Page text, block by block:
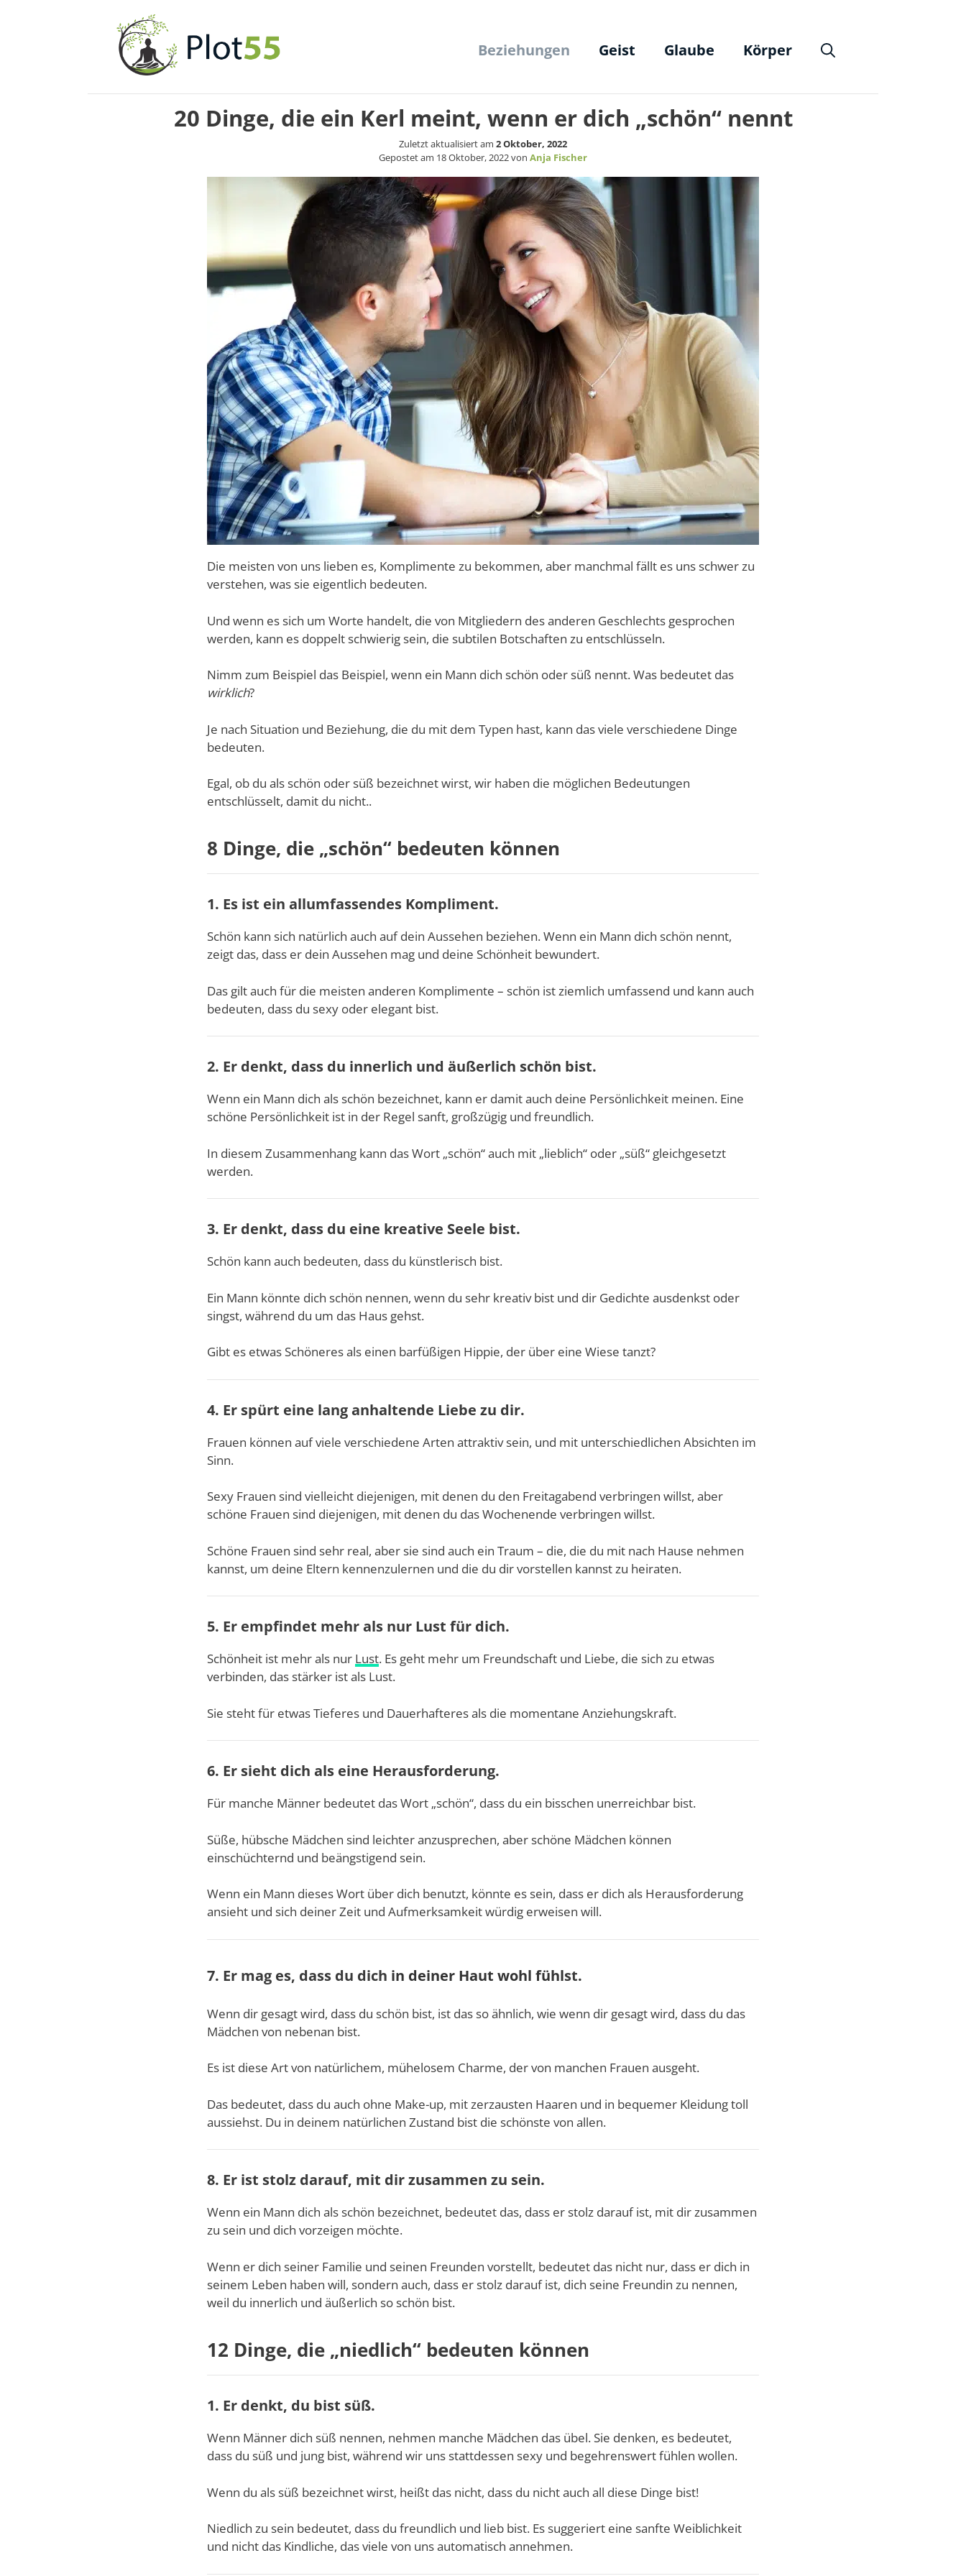
Beziehungen Geist Glaube Körper
20 Dinge, die ein Kerl meint, wenn er dich „schön“ nennt
Zuletzt aktualisiert am 2 Oktober, 2022
Gepostet am 18 Oktober, 2022von Anja Fischer
Die meisten von uns lieben es, Komplimente zu bekommen, aber manchmal fällt es uns schwer zu
verstehen, was sie eigentlich bedeuten.
Und wenn es sich um Worte handelt, die von Mitgliedern des anderen Geschlechts gesprochen
werden, kann es doppelt schwierig sein, die subtilen Botschaften zu entschlüsseln.
Nimm zum Beispiel das Beispiel, wenn ein Mann dich schön oder süß nennt. Was bedeutet das
wirklich?
Je nach Situation und Beziehung, die du mit dem Typen hast, kann das viele verschiedene Dinge
bedeuten.
Egal, ob du als schön oder süß bezeichnet wirst, wir haben die möglichen Bedeutungen
entschlüsselt, damit du nicht..
8 Dinge, die „schön“ bedeuten können
1. Es ist ein allumfassendes Kompliment.
Schön kann sich natürlich auch auf dein Aussehen beziehen. Wenn ein Mann dich schön nennt,
zeigt das, dass er dein Aussehen mag und deine Schönheit bewundert.
Das gilt auch für die meisten anderen Komplimente – schön ist ziemlich umfassend und kann auch
bedeuten, dass du sexy oder elegant bist.
2. Er denkt, dass du innerlich und äußerlich schön bist.
Wenn ein Mann dich als schön bezeichnet, kann er damit auch deine Persönlichkeit meinen. Eine
schöne Persönlichkeit ist in der Regel sanft, großzügig und freundlich.
In diesem Zusammenhang kann das Wort „schön“ auch mit „lieblich“ oder „süß“ gleichgesetzt
werden.
3. Er denkt, dass du eine kreative Seele bist.
Schön kann auch bedeuten, dass du künstlerisch bist.
Ein Mann könnte dich schön nennen, wenn du sehr kreativ bist und dir Gedichte ausdenkst oder
singst, während du um das Haus gehst.
Gibt es etwas Schöneres als einen barfüßigen Hippie, der über eine Wiese tanzt?
4. Er spürt eine lang anhaltende Liebe zu dir.
Frauen können auf viele verschiedene Arten attraktiv sein, und mit unterschiedlichen Absichten im
Sinn.
Sexy Frauen sind vielleicht diejenigen, mit denen du den Freitagabend verbringen willst, aber
schöne Frauen sind diejenigen, mit denen du das Wochenende verbringen willst.
Schöne Frauen sind sehr real, aber sie sind auch ein Traum – die, die du mit nach Hause nehmen
kannst, um deine Eltern kennenzulernen und die du dir vorstellen kannst zu heiraten.
5. Er empfindet mehr als nur Lust für dich.
Schönheit ist mehr als nur Lust. Es geht mehr um Freundschaft und Liebe, die sich zu etwas
verbinden, das stärker ist als Lust.
Sie steht für etwas Tieferes und Dauerhafteres als die momentane Anziehungskraft.
6. Er sieht dich als eine Herausforderung.
Für manche Männer bedeutet das Wort „schön“, dass du ein bisschen unerreichbar bist.
Süße, hübsche Mädchen sind leichter anzusprechen, aber schöne Mädchen können
einschüchternd und beängstigend sein.
Wenn ein Mann dieses Wort über dich benutzt, könnte es sein, dass er dich als Herausforderung
ansieht und sich deiner Zeit und Aufmerksamkeit würdig erweisen will.
7. Er mag es, dass du dich in deiner Haut wohl fühlst.
Wenn dir gesagt wird, dass du schön bist, ist das so ähnlich, wie wenn dir gesagt wird, dass du das
Mädchen von nebenan bist.
Es ist diese Art von natürlichem, mühelosem Charme, der von manchen Frauen ausgeht.
Das bedeutet, dass du auch ohne Make-up, mit zerzausten Haaren und in bequemer Kleidung toll
aussiehst. Du in deinem natürlichen Zustand bist die schönste von allen.
8. Er ist stolz darauf, mit dir zusammen zu sein.
Wenn ein Mann dich als schön bezeichnet, bedeutet das, dass er stolz darauf ist, mit dir zusammen
zu sein und dich vorzeigen möchte.
Wenn er dich seiner Familie und seinen Freunden vorstellt, bedeutet das nicht nur, dass er dich in
seinem Leben haben will, sondern auch, dass er stolz darauf ist, dich seine Freundin zu nennen,
weil du innerlich und äußerlich so schön bist.
12 Dinge, die „niedlich“ bedeuten können
1. Er denkt, du bist süß.
Wenn Männer dich süß nennen, nehmen manche Mädchen das übel. Sie denken, es bedeutet,
dass du süß und jung bist, während wir uns stattdessen sexy und begehrenswert fühlen wollen.
Wenn du als süß bezeichnet wirst, heißt das nicht, dass du nicht auch all diese Dinge bist!
Niedlich zu sein bedeutet, dass du freundlich und lieb bist. Es suggeriert eine sanfte Weiblichkeit
und nicht das Kindliche, das viele von uns automatisch annehmen.